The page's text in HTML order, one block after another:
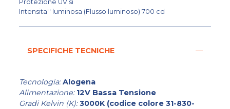
Protezione UV si
Intensita'' luminosa (Flusso luminoso) 700 cd
SPECIFICHE TECNICHE
Tecnologia: Alogena
Alimentazione: 12V Bassa Tensione
Gradi Kelvin (K): 3000K (codice colore 31-830-